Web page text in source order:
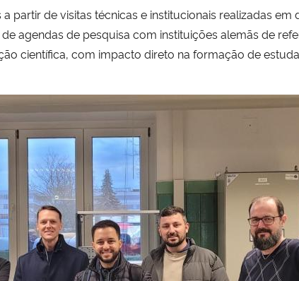
partir de visitas técnicas e institucionais realizadas
agendas de pesquisa com instituições alemãs de
científica, com impacto direto na formação de